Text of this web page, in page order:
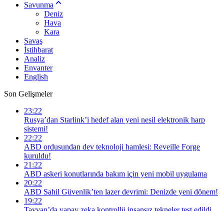
Savunma
Deniz
Hava
Kara
Savaş
İstihbarat
Analiz
Envanter
English
Son Gelişmeler
23:22
Rusya’dan Starlink’i hedef alan yeni nesil elektronik harp
sistemi!
22:22
ABD ordusundan dev teknoloji hamlesi: Reveille Forge
kuruldu!
21:22
ABD askeri konutlarında bakım için yeni mobil uygulama
20:22
ABD Sahil Güvenlik’ten lazer devrimi: Denizde yeni dönem!
19:22